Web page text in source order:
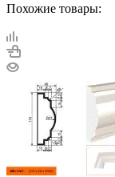
Похожие товары: